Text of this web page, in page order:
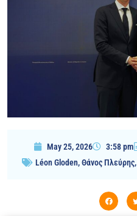
May 25, 2026 3:58 pm
Léon Gloden,Θάνος Πλεύρης,